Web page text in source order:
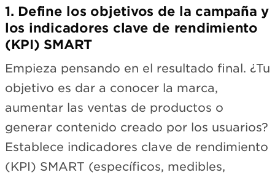
1. Define los objetivos de la campaña y
los indicadores clave de rendimiento
(KPI) SMART
Empieza pensando en el resultado final. ¿Tu
objetivo es dar a conocer la marca,
aumentar las ventas de productos o
generar contenido creado por los usuarios?
Establece indicadores clave de rendimiento
(KPI) SMART (específicos, medibles,